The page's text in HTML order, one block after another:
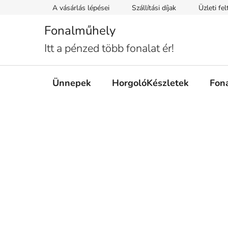
A vásárlás lépései Szállítási díjak Üzleti
Fonalműhely
Itt a pénzed több fonalat ér!
Ünnepek HorgolóKészletek